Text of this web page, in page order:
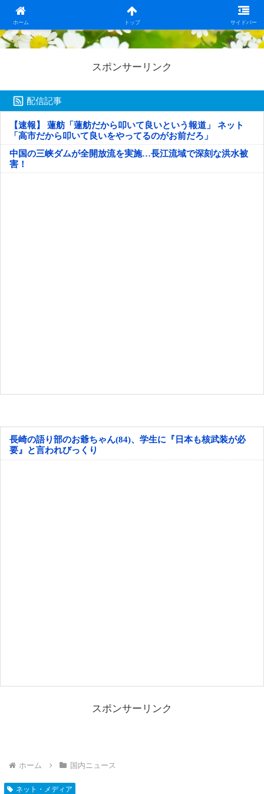
ホーム トップ サイドバー
日本第一！ニュース録
スポンサーリンク
配信記事
【速報】 蓮舫「蓮舫だから叩いて良いという報道」 ネット
「高市だから叩いて良いをやってるのがお前だろ」
中国の三峡ダムが全開放流を実施…長江流域で深刻な洪水被
害！
長崎の語り部のお爺ちゃん(84)、学生に『日本も核武装が必
要』と言われびっくり
スポンサーリンク
ホーム 国内ニュース
ネット・メディア